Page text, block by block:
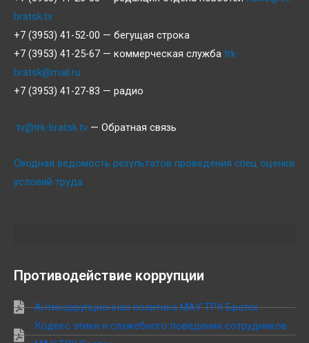
bratsk.tv
+7 (3953) 41-52-00 — бегущая строка
+7 (3953) 41-25-67 — коммерческая служба trk-
bratsk@mail.ru
+7 (3953) 41-27-83 — радио
tv@trk-bratsk.tv — Обратная связь
Сводная ведомость результатов проведения спец оценки
условий труда
Противодействие коррупции
Антикоррупционная политика МАУ ТРК Братск
Кодекс этики и служебного поведения сотрудников